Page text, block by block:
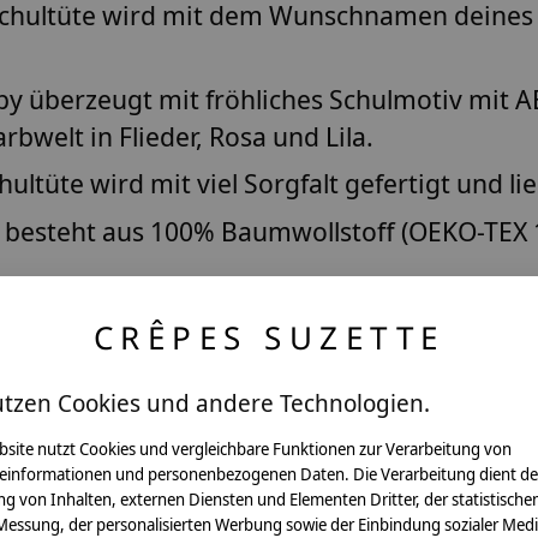
wird mit dem Wunschnamen
überzeugt mit fröhliches Schulmotiv mit
in Flieder, Rosa und Lila.
wird mit viel Sorgfalt gefertigt und
aus 100% Baumwollstoff (OEKO-
mit 70 cm Höhe bietet ausreichend
kann der Stoffbezug später als
Handarbeit mit einem liebevoll
CRÊPES SUZETTE
Cookies und andere Technologien.
nutzt Cookies und vergleichbare Funktionen zur Verarbeitung von
und personenbezogenen Daten. Die Verarbeitung dient
von Inhalten, externen Diensten und Elementen Dritter, der
der personalisierten Werbung sowie der Einbindung sozialer